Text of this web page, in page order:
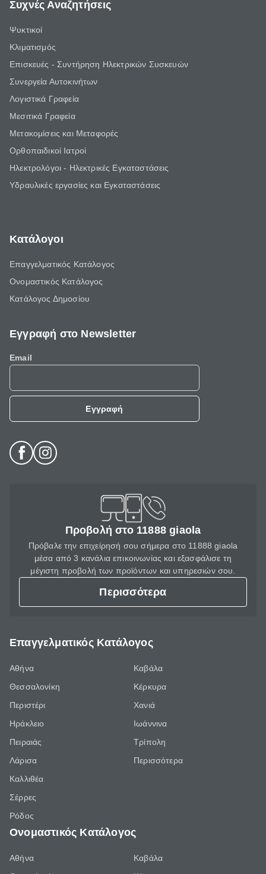
Συχνές Αναζητήσεις
Ψυκτικοί
Κλιματισμός
Επισκευές - Συντήρηση Ηλεκτρικών Συσκευών
Συνεργεία Αυτοκινήτων
Λογιστικά Γραφεία
Μεσιτικά Γραφεία
Μετακομίσεις και Μεταφορές
Ορθοπαιδικοί Ιατροί
Ηλεκτρολόγοι - Ηλεκτρικές Εγκαταστάσεις
Υδραυλικές εργασίες και Εγκαταστάσεις
Κατάλογοι
Επαγγελματικός Κατάλογος
Ονομαστικός Κατάλογος
Κατάλογος Δημοσίου
Εγγραφή στο Newsletter
Email
Εγγραφή
Προβολή στο 11888 giaola
Πρόβαλε την επιχείρησή σου σήμερα στο 11888 giaola
μέσα από 3 κανάλια επικοινωνίας και εξασφάλισε τη
μέγιστη προβολή των προϊόντων και υπηρεσιών σου.
Περισσότερα
Επαγγελματικός Κατάλογος
Αθήνα
Θεσσαλονίκη
Περιστέρι
Ηράκλειο
Πειραιάς
Λάρισα
Καλλιθέα
Σέρρες
Ρόδος
Καβάλα
Κέρκυρα
Χανιά
Ιωάννινα
Τρίπολη
Περισσότερα
Ονομαστικός Κατάλογος
Αθήνα
Καβάλα